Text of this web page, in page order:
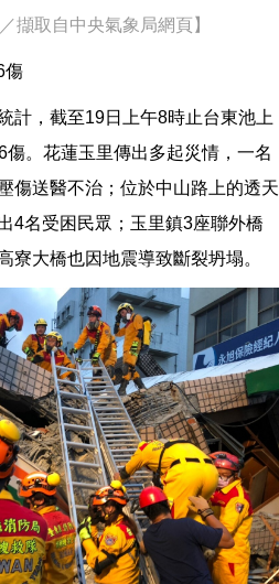
擷取自中央氣象局網頁】
傷
計，截至19日上午8時止台東池上
。花蓮玉里傳出多起災情，一名
傷送醫不治；位於中山路上的透天
4名受困民眾；玉里鎮3座聯外橋
寮大橋也因地震導致斷裂坍塌。